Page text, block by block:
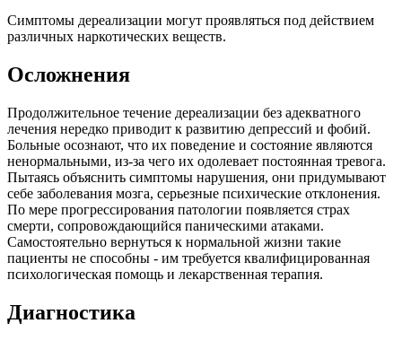
Симптомы дереализации могут проявляться под действием
различных наркотических веществ.
Осложнения
Продолжительное течение дереализации без адекватного
лечения нередко приводит к развитию депрессий и фобий.
Больные осознают, что их поведение и состояние являются
ненормальными, из-за чего их одолевает постоянная тревога.
Пытаясь объяснить симптомы нарушения, они придумывают
себе заболевания мозга, серьезные психические отклонения.
По мере прогрессирования патологии появляется страх
смерти, сопровождающийся паническими атаками.
Самостоятельно вернуться к нормальной жизни такие
пациенты не способны - им требуется квалифицированная
психологическая помощь и лекарственная терапия.
Диагностика